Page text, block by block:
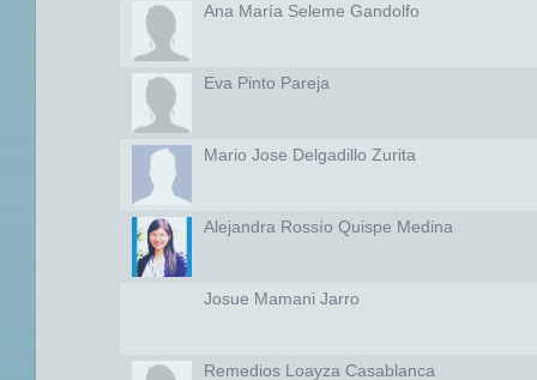
Ana María Seleme Gandolfo
Eva Pinto Pareja
Mario Jose Delgadillo Zurita
Alejandra Rossío Quispe Medina
Josue Mamani Jarro
Remedios Loayza Casablanca